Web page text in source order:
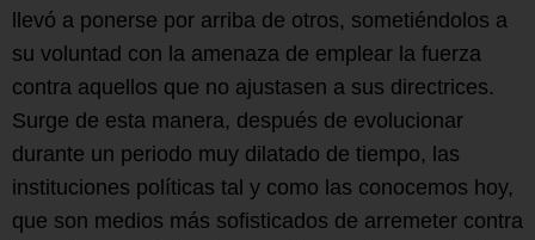
llevó a ponerse por arriba de otros, sometiéndolos a
su voluntad con la amenaza de emplear la fuerza
contra aquellos que no ajustasen a sus directrices.
Surge de esta manera, después de evolucionar
durante un periodo muy dilatado de tiempo, las
instituciones políticas tal y como las conocemos hoy,
que son medios más sofisticados de arremeter contra